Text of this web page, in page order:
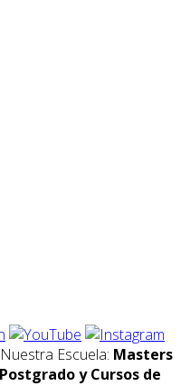
Escuela: Masters
y Cursos de